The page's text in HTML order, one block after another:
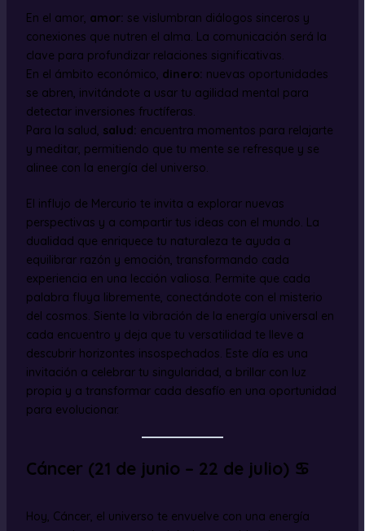
En el amor, amor: se vislumbran diálogos sinceros y
conexiones que nutren el alma. La comunicación será la
clave para profundizar relaciones significativas.
En el ámbito económico, dinero: nuevas oportunidades
se abren, invitándote a usar tu agilidad mental para
detectar inversiones fructíferas.
Para la salud, salud: encuentra momentos para relajarte
y meditar, permitiendo que tu mente se refresque y se
alinee con la energía del universo.
El influjo de Mercurio te invita a explorar nuevas
perspectivas y a compartir tus ideas con el mundo. La
dualidad que enriquece tu naturaleza te ayuda a
equilibrar razón y emoción, transformando cada
experiencia en una lección valiosa. Permite que cada
palabra fluya libremente, conectándote con el misterio
del cosmos. Siente la vibración de la energía universal en
cada encuentro y deja que tu versatilidad te lleve a
descubrir horizontes insospechados. Este día es una
invitación a celebrar tu singularidad, a brillar con luz
propia y a transformar cada desafío en una oportunidad
para evolucionar.
Cáncer (21 de junio – 22 de julio) ♋
Hoy, Cáncer, el universo te envuelve con una energía